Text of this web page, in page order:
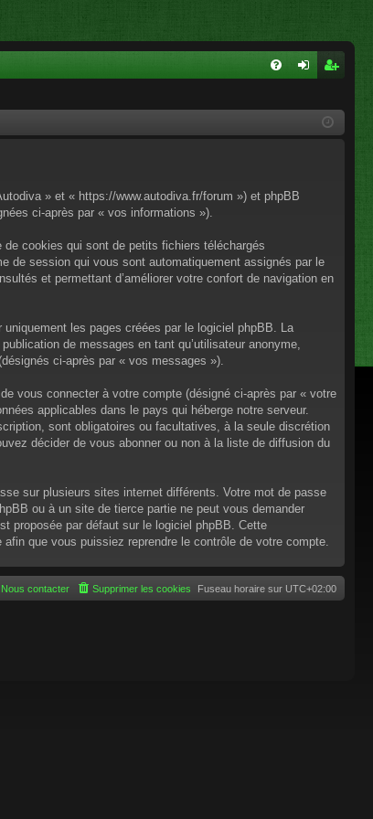
cri
» et « https://www.autodiva.fr/forum ») et phpBB
ci-après par « vos informations »).
cookies qui sont de petits fichiers téléchargés
de session qui vous sont automatiquement assignés par le
et permettant d’améliorer votre confort de navigation en
les pages créées par le logiciel phpBB. La
de messages en tant qu’utilisateur anonyme,
ci-après par « vos messages »).
vous connecter à votre compte (désigné ci-après par « votre
applicables dans le pays qui héberge notre serveur.
sont obligatoires ou facultatives, à la seule discrétion
décider de vous abonner ou non à la liste de diffusion du
sur plusieurs sites internet différents. Votre mot de passe
ou à un site de tierce partie ne peut vous demander
proposée par défaut sur le logiciel phpBB. Cette
que vous puissiez reprendre le contrôle de votre compte.
Fuseau horaire sur UTC+02:00
Supprimer les cookies
Nous contacter